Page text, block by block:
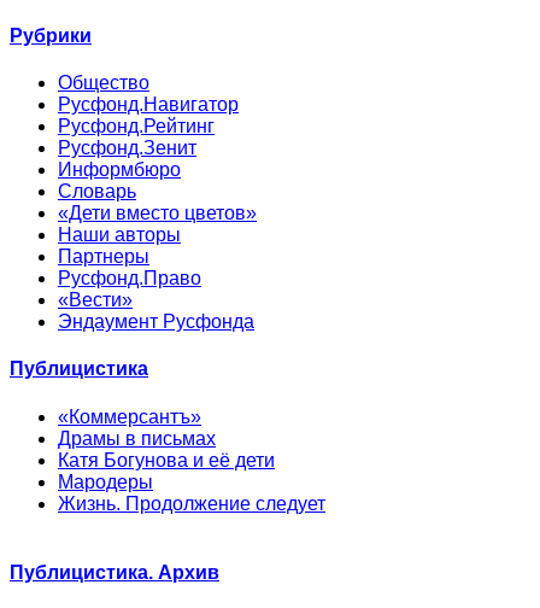
Рубрики
Общество
Русфонд.Навигатор
Русфонд.Рейтинг
Русфонд.Зенит
Информбюро
Словарь
«Дети вместо цветов»
Наши авторы
Партнеры
Русфонд.Право
«Вести»
Эндаумент Русфонда
Публицистика
«Коммерсантъ»
Драмы в письмах
Катя Богунова и её дети
Мародеры
Жизнь. Продолжение следует
Публицистика. Архив